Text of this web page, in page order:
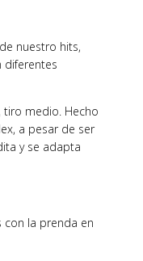
nuestro hits,
diferentes
tiro medio. Hecho
a pesar de ser
y se adapta
la prenda en